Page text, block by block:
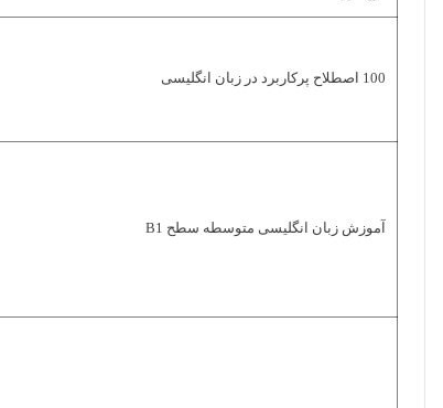
100 اصطلاح پرکاربرد در زبان انگلیسی
آموزش زبان انگلیسی متوسطه سطح B1